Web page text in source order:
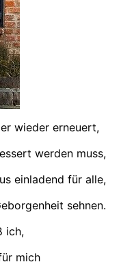
wieder erneuert,
werden muss,
einladend für alle,
sehnen.
ich,
mich